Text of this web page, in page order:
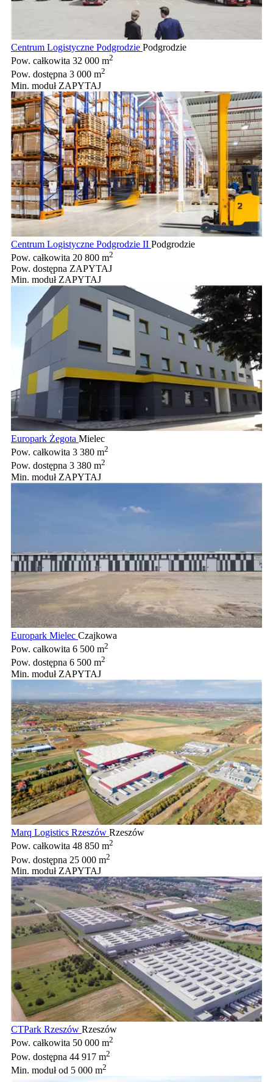
Centrum Logistyczne Podgrodzie Podgrodzie
Pow. całkowita 32 000 m2
Pow. dostępna 3 000 m2
Min. moduł ZAPYTAJ
Centrum Logistyczne Podgrodzie II Podgrodzie
Pow. całkowita 20 800 m2
Pow. dostępna ZAPYTAJ
Min. moduł ZAPYTAJ
Europark Żegota Mielec
Pow. całkowita 3 380 m2
Pow. dostępna 3 380 m2
Min. moduł ZAPYTAJ
Europark Mielec Czajkowa
Pow. całkowita 6 500 m2
Pow. dostępna 6 500 m2
Min. moduł ZAPYTAJ
Marq Logistics Rzeszów Rzeszów
Pow. całkowita 48 850 m2
Pow. dostępna 25 000 m2
Min. moduł ZAPYTAJ
CTPark Rzeszów Rzeszów
Pow. całkowita 50 000 m2
Pow. dostępna 44 917 m2
Min. modułod 5 000 m2